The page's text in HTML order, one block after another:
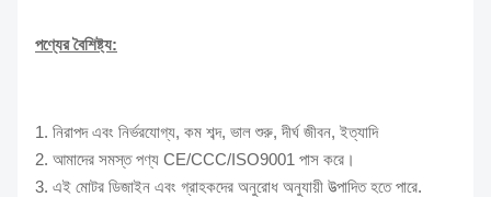
পণ্যের বৈশিষ্ট্য:
1. নিরাপদ এবং নির্ভরযোগ্য, কম শব্দ, ভাল শুরু, দীর্ঘ জীবন, ইত্যাদি
2. আমাদের সমস্ত পণ্য CE/CCC/ISO9001 পাস করে।
3. এই মোটর ডিজাইন এবং গ্রাহকদের অনুরোধ অনুযায়ী উত্পাদিত হতে পারে.